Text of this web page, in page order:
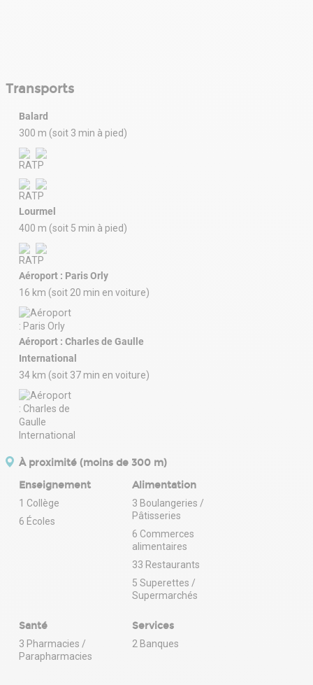
Transports
Balard
300 m (soit 3 min à pied)
Lourmel
400 m (soit 5 min à pied)
Aéroport : Paris Orly
16 km (soit 20 min en voiture)
Aéroport : Charles de Gaulle
International
34 km (soit 37 min en voiture)
À proximité (moins de 300 m)
Enseignement
1 Collège
6 Écoles
Alimentation
3 Boulangeries /
Pâtisseries
6 Commerces
alimentaires
33 Restaurants
5 Superettes /
Supermarchés
Santé
3 Pharmacies /
Parapharmacies
Services
2 Banques